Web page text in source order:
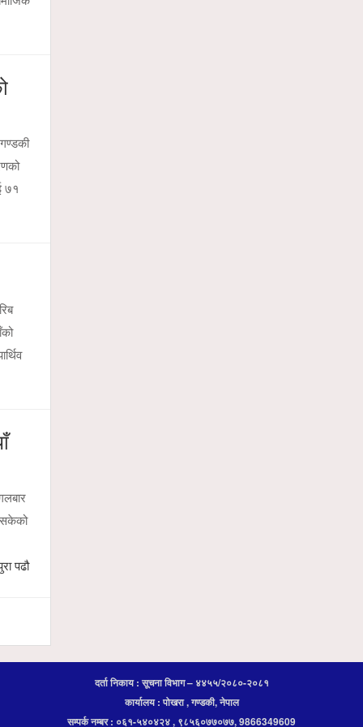
७१
पढौ
दर्ता निकाय : सूचना विभाग – ४४५५/२०८०-२०८१
कार्यालय : पोखरा , गण्डकी, नेपाल
सम्पर्क नम्बर : ०६१-५४०४२४ , ९८५६०७७०७७, 9866349609